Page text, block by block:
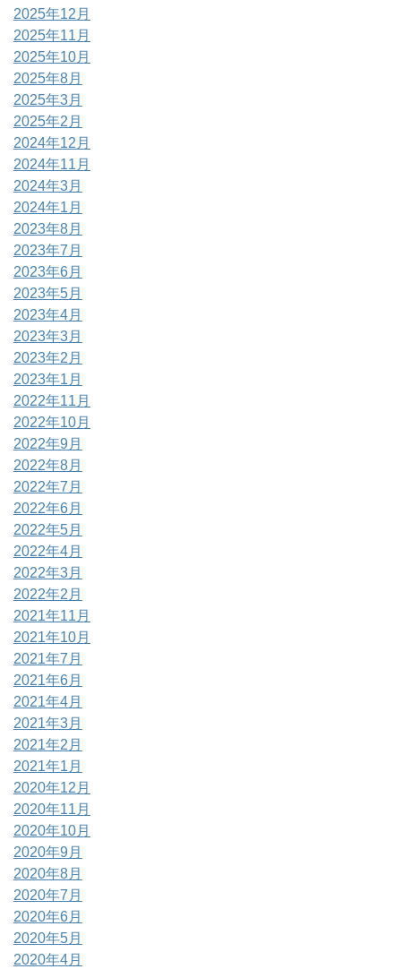
2025年12月
2025年11月
2025年10月
2025年8月
2025年3月
2025年2月
2024年12月
2024年11月
2024年3月
2024年1月
2023年8月
2023年7月
2023年6月
2023年5月
2023年4月
2023年3月
2023年2月
2023年1月
2022年11月
2022年10月
2022年9月
2022年8月
2022年7月
2022年6月
2022年5月
2022年4月
2022年3月
2022年2月
2021年11月
2021年10月
2021年7月
2021年6月
2021年4月
2021年3月
2021年2月
2021年1月
2020年12月
2020年11月
2020年10月
2020年9月
2020年8月
2020年7月
2020年6月
2020年5月
2020年4月